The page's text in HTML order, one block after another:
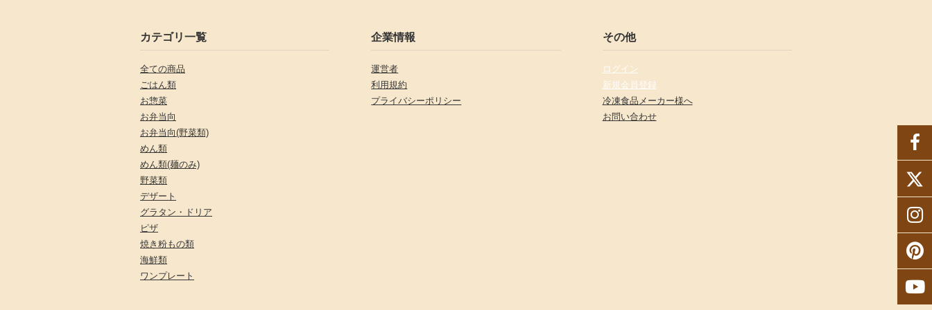
カテゴリ一覧
全ての商品
ごはん類
お惣菜
お弁当向
お弁当向(野菜類)
めん類
めん類(麺のみ)
野菜類
デザート
グラタン・ドリア
ピザ
焼き粉もの類
海鮮類
ワンプレート
企業情報
運営者
利用規約
プライバシーポリシー
その他
ログイン
新規会員登録
冷凍食品メーカー様へ
お問い合わせ